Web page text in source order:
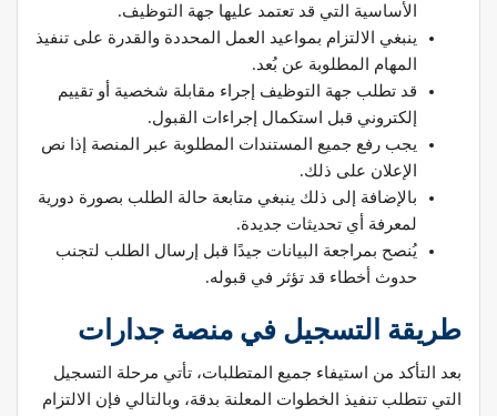
الأساسية التي قد تعتمد عليها جهة التوظيف.
ينبغي الالتزام بمواعيد العمل المحددة والقدرة على تنفيذ
المهام المطلوبة عن بُعد.
قد تطلب جهة التوظيف إجراء مقابلة شخصية أو تقييم
إلكتروني قبل استكمال إجراءات القبول.
يجب رفع جميع المستندات المطلوبة عبر المنصة إذا نص
الإعلان على ذلك.
بالإضافة إلى ذلك ينبغي متابعة حالة الطلب بصورة دورية
لمعرفة أي تحديثات جديدة.
يُنصح بمراجعة البيانات جيدًا قبل إرسال الطلب لتجنب
حدوث أخطاء قد تؤثر في قبوله.
طريقة التسجيل في منصة جدارات
بعد التأكد من استيفاء جميع المتطلبات، تأتي مرحلة التسجيل
التي تتطلب تنفيذ الخطوات المعلنة بدقة، وبالتالي فإن الالتزام